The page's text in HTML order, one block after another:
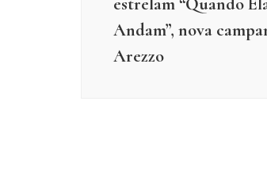
Andam”, nova
Arezzo